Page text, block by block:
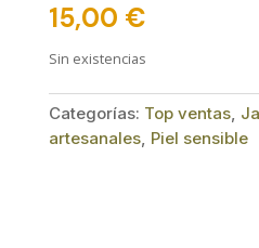
15,00 €
Sin existencias
Categorías: Top ventas,
artesanales, Piel sensible